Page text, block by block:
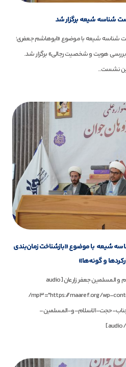
شیعه برگزار شد
شیعه با موضوع «ابوهاشم جعفری؛
هویت و شخصیت رجالی» برگزار شد.
نشست...
شیعه با موضوع «بازشناخت زمان‌بندی
و گونه‌ها»
ارائه دهنده: حجت الاسلام و المسلمین جعفر زارعان [audio
mp3="https://maaref.org/wp-content/uploads/2026/06/
جناب-حجت-الاسلام-و-المسلمین-